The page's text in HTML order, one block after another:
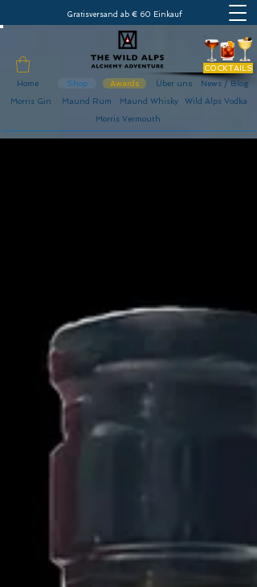
Gratisversand ab € 60 Einkauf
COCKTAILS
Home
Morris Gin
Shop Awards Über uns
News / Blog
Maund Rum
Maund Whisky
Wild Alps Vodka
Morris Vermouth